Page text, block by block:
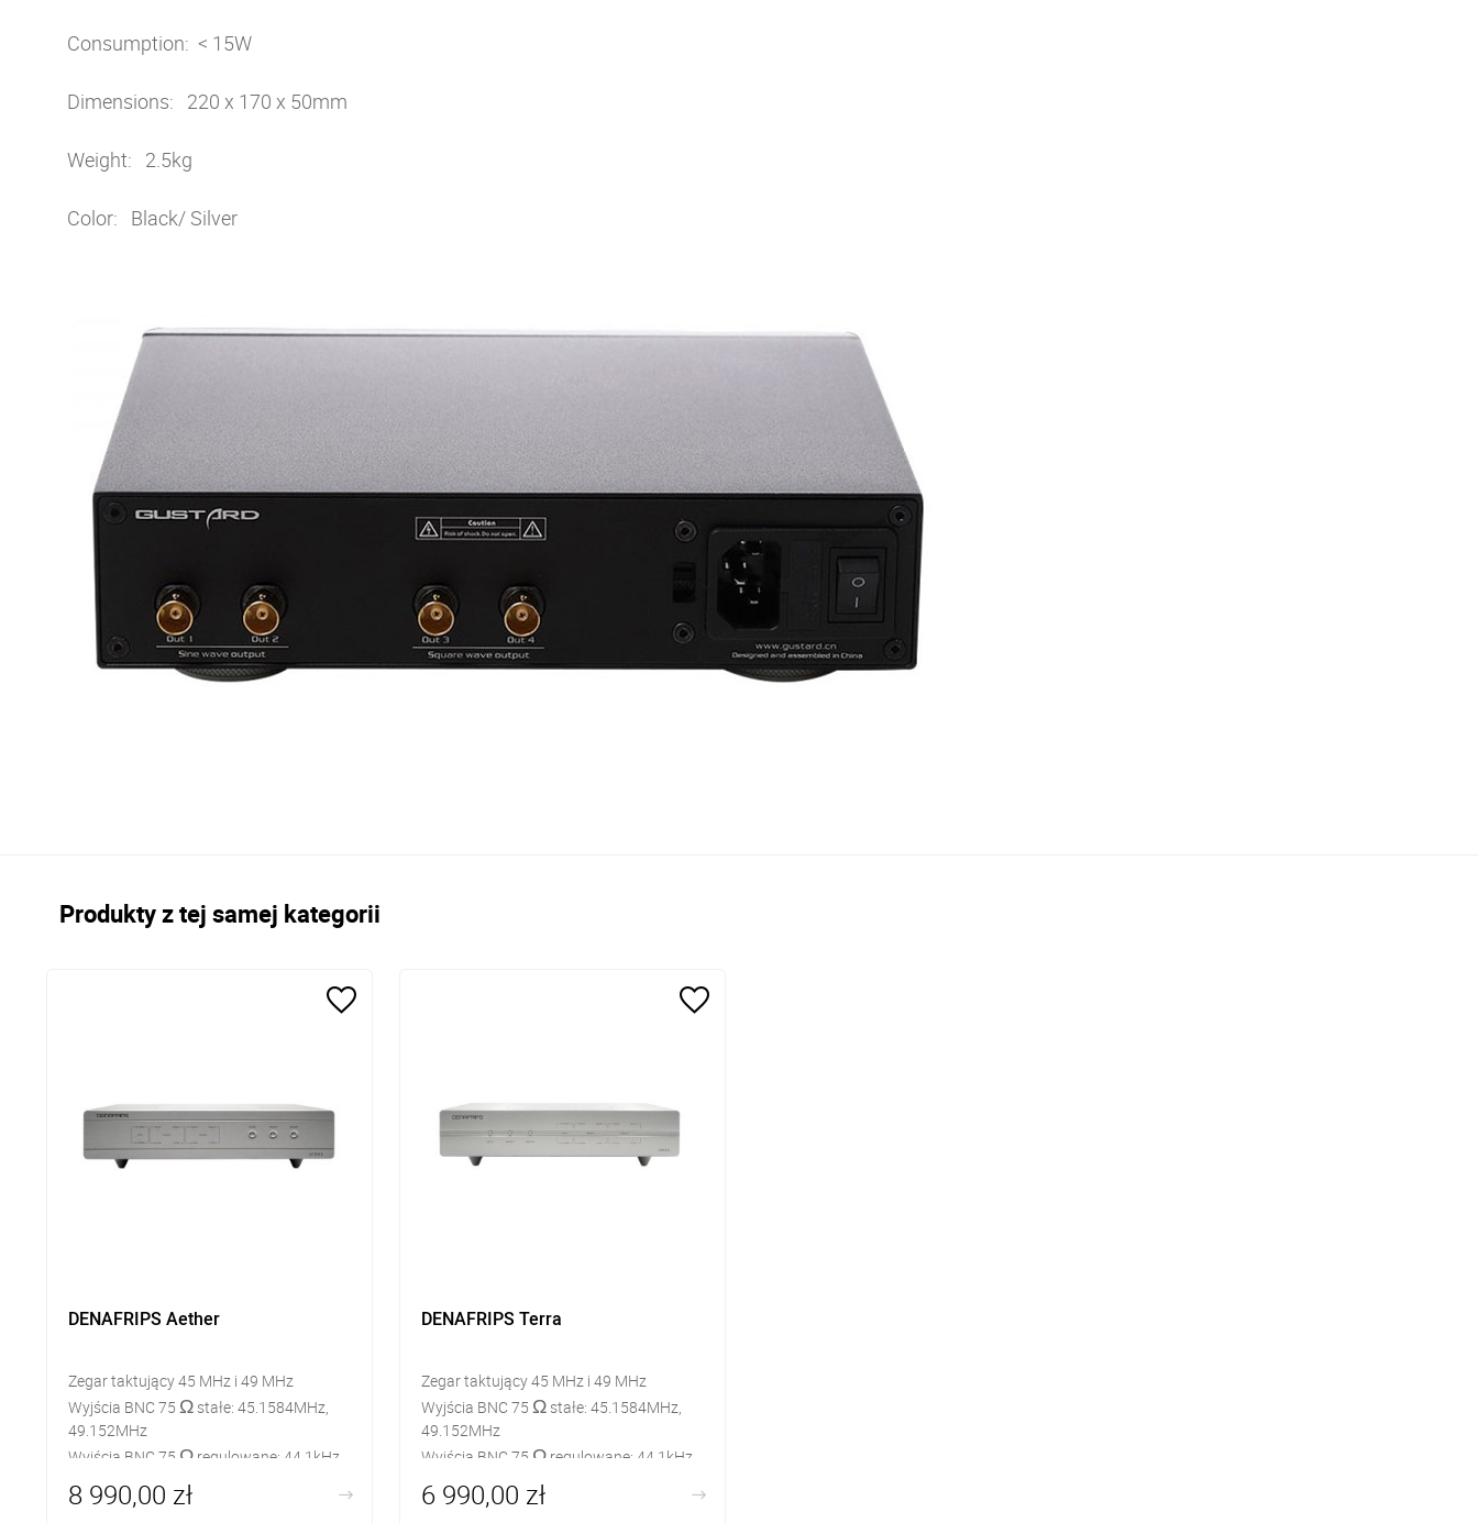
Consumption: < 15W
Dimensions: 220 x 170 x 50mm
Weight: 2.5kg
Color: Black/ Silver
Produkty z tej samej kategorii
DENAFRIPS Aether
Zegar taktujący 45 MHz i 49 MHz
Wyjścia BNC 75 Ωstałe: 45.1584MHz,
49.152MHz
​Wyjścia BNC 75 Ω regulowane: 44.1kHz,
11.2896MHz, 12.288MHz, 22.5792MHz,
8 990,00 zł
DENAFRIPS Terra
Zegar taktujący 45 MHz i 49 MHz
Wyjścia BNC 75 Ωstałe: 45.1584MHz,
49.152MHz
​Wyjścia BNC 75 Ω regulowane: 44.1kHz,
11.2896MHz, 12.288MHz, 22.5792MHz,
6 990,00 zł